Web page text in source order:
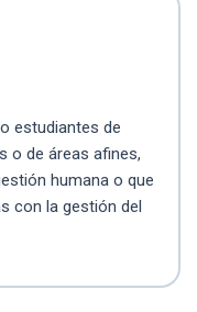
estudiantes de
o de áreas afines,
humana o que
con la gestión del